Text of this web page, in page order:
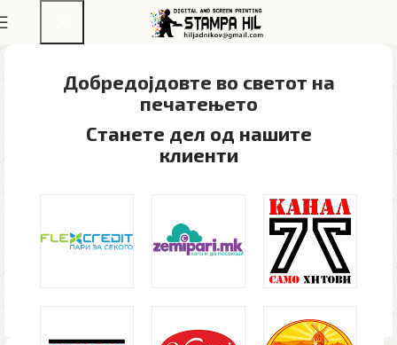
Добредојдовте во светот на
печатењето​
Станете дел од нашите
клиенти